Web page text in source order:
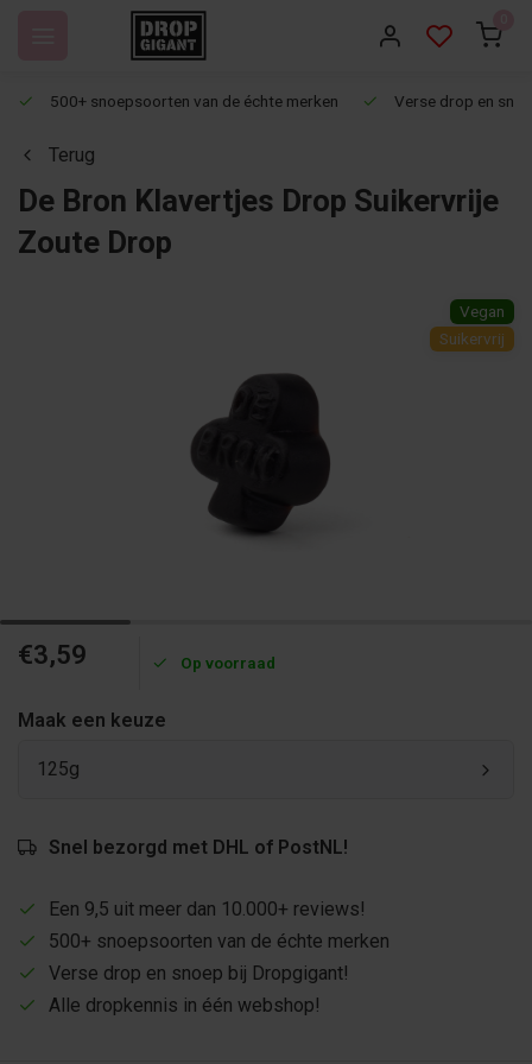
500+ snoepsoorten van de échte merken Verse drop en
Terug
De Bron Klavertjes Drop Suikervrije
Zoute Drop
Vegan
Suikervrij
€3,59 Op voorraad
Maak een keuze
125g
Snel bezorgd met DHL of PostNL!
Een 9,5 uit meer dan 10.000+ reviews!
500+ snoepsoorten van de échte merken
Verse drop en snoep bij Dropgigant!
Alle dropkennis in één webshop!